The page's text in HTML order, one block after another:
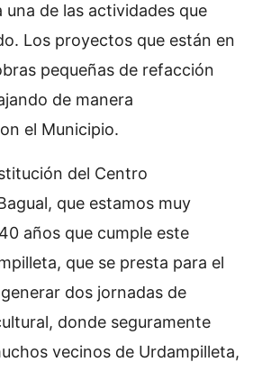
de las actividades que
Los proyectos que están en
pequeñas de refacción
de manera
el Municipio.
del Centro
que estamos muy
años que cumple este
que se presta para el
dos jornadas de
donde seguramente
vecinos de Urdampilleta,